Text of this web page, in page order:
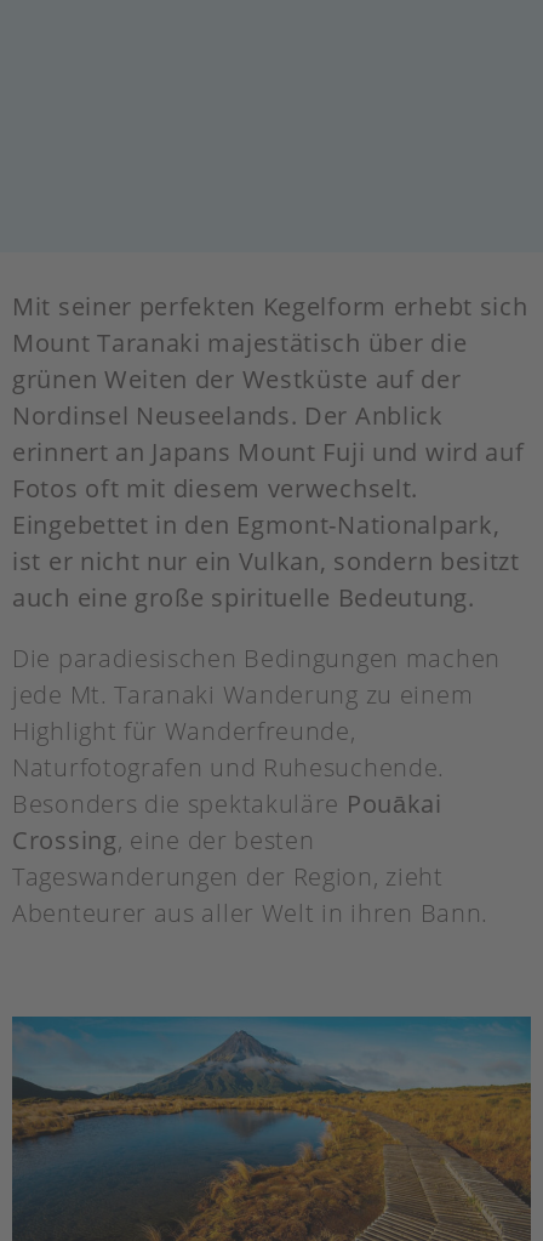
Mit seiner perfekten Kegelform erhebt sich
Mount Taranaki majestätisch über die
grünen Weiten der Westküste auf der
Nordinsel Neuseelands. Der Anblick
erinnert an Japans Mount Fuji und wird auf
Fotos oft mit diesem verwechselt.
Eingebettet in den Egmont-Nationalpark,
ist er nicht nur ein Vulkan, sondern besitzt
auch eine große spirituelle Bedeutung.
Die paradiesischen Bedingungen machen
jede Mt. Taranaki Wanderung zu einem
Highlight für Wanderfreunde,
Naturfotografen und Ruhesuchende.
Besonders die spektakuläre Pouākai
Crossing, eine der besten
Tageswanderungen der Region, zieht
Abenteurer aus aller Welt in ihren Bann.